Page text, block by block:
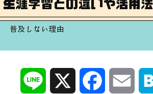
Line Facebook Email